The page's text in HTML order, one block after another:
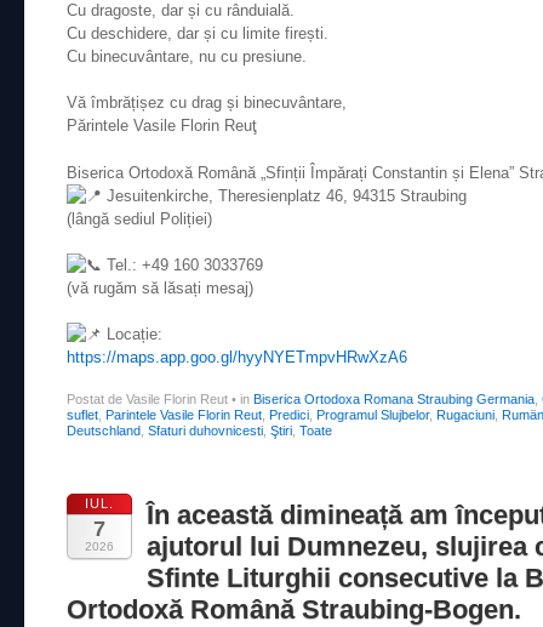
Cu dragoste, dar și cu rânduială.
Cu deschidere, dar și cu limite firești.
Cu binecuvântare, nu cu presiune.
Vă îmbrățișez cu drag și binecuvântare,
Părintele Vasile Florin Reuţ
Biserica Ortodoxă Română „Sfinții Împărați Constantin și Elena”
Jesuitenkirche, Theresienplatz 46, 94315 Straubing
(lângă sediul Poliției)
Tel.: +49 160 3033769
(vă rugăm să lăsați mesaj)
Locație:
https://maps.app.goo.gl/hyyNYETmpvHRwXzA6
Postat de Vasile Florin Reut • in Biserica Ortodoxa Romana Straubing Germania
suflet
Parintele Vasile Florin Reut Predici Programul Slujbelor, Rugaciuni
Deutschland Sfaturi duhovnicesti Ştiri Toate
IUL.
7
2026
În această dimineață am
ajutorul lui Dumnezeu, slujirea
Sfinte Liturghii consecutive la
Ortodoxă Română Straubing-Bogen.